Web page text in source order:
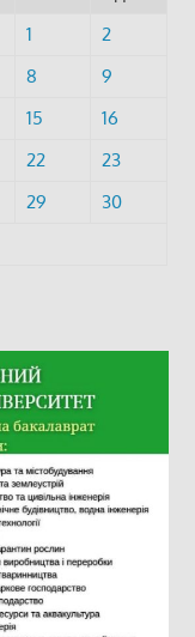
1
2
8
9
15
16
22
23
29
30